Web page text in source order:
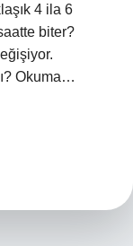
4 ila 6
biter?
Okuma…